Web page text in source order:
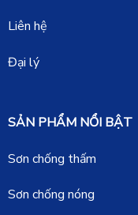
Liên hệ
Đại lý
SẢN PHẨM NỔI BẬT
Sơn chống thấm
Sơn chống nóng